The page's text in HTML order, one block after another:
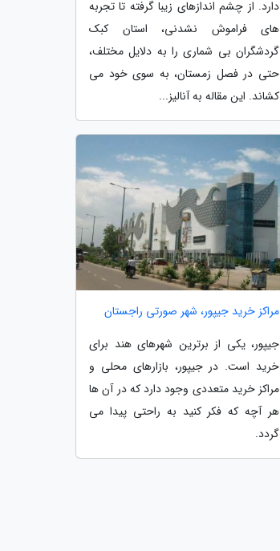
دارد. از چشم اندازهای زیبا گرفته تا تجربه
های فراموش نشدنی، استان کبک
گردشگران بی شماری را به دلایل مختلف،
حتی در فصل زمستان، به سوی خود می
کشاند. این مقاله به آنالیز...
مراکز خرید جیپور، شهر صورتی راجستان
جیپور، یکی از برترین شهرهای هند برای
خرید است. در جیپور، بازارهای محلی و
مراکز خرید متعددی وجود دارد که در آن ها
هر آچه که فکر کنید به راحتی پیدا می
گردد.